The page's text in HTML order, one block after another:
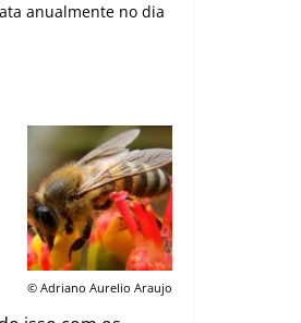
anualmente no dia
© Adriano Aurelio Araujo